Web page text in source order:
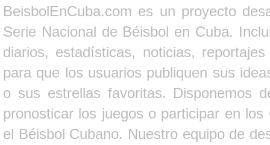
BeisbolEnCuba.com es un proyecto
Serie Nacional de Béisbol en Cuba.
diarios, estadísticas, noticias,
para que los usuarios publiquen sus
o sus estrellas favoritas. Disponemos
pronosticar los juegos o participar en
el Béisbol Cubano. Nuestro equipo de